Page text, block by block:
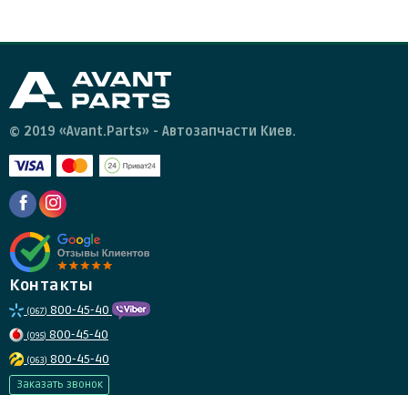
© 2019 «Avant.Parts» - Автозапчасти Киев.
Контакты
(067) 800-45-40
(095) 800-45-40
(063) 800-45-40
Заказать звонок